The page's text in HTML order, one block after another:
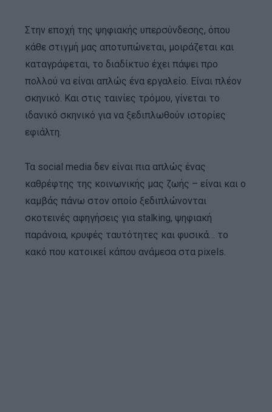
Στην εποχή της ψηφιακής υπερσύνδεσης, όπου
κάθε στιγμή μας αποτυπώνεται, μοιράζεται και
καταγράφεται, το διαδίκτυο έχει πάψει προ
πολλού να είναι απλώς ένα εργαλείο. Είναι πλέον
σκηνικό. Και στις ταινίες τρόμου, γίνεται το
ιδανικό σκηνικό για να ξεδιπλωθούν ιστορίες
εφιάλτη.
Τα social media δεν είναι πια απλώς ένας
καθρέφτης της κοινωνικής μας ζωής – είναι και ο
καμβάς πάνω στον οποίο ξεδιπλώνονται
σκοτεινές αφηγήσεις για stalking, ψηφιακή
παράνοια, κρυφές ταυτότητες και φυσικά… το
κακό που κατοικεί κάπου ανάμεσα στα pixels.